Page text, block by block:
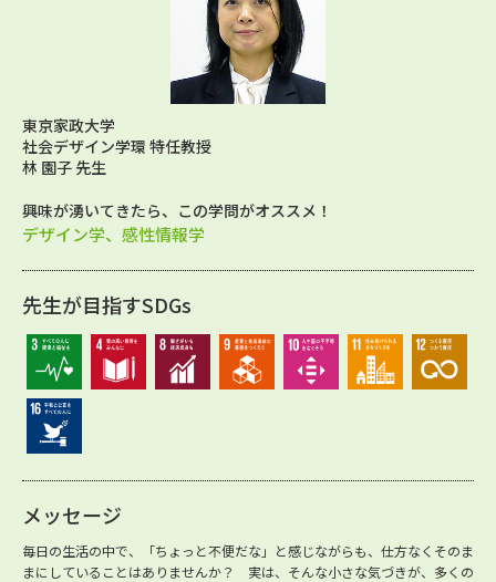
東京家政大学
社会デザイン学環 特任教授
林 園子 先生
興味が湧いてきたら、この学問がオススメ！
デザイン学、感性情報学
先生が目指すSDGs
メッセージ
毎日の生活の中で、「ちょっと不便だな」と感じながらも、仕方なくそのま
まにしていることはありませんか？ 実は、そんな小さな気づきが、多くの